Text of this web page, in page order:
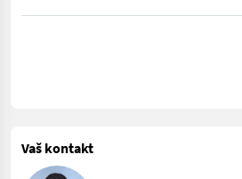
BMF 13 T1 Pro Anhänger + 5
Vaš kontakt